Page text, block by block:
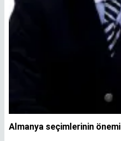
Almanya seçimlerinin önemi